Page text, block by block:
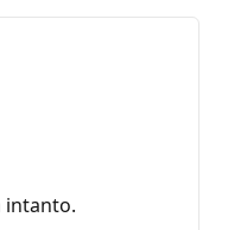
intanto.